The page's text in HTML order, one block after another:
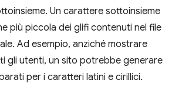
Un carattere sottoinsieme
più piccola dei glifi contenuti nel file
Ad esempio, anziché mostrare
gli utenti, un sito potrebbe generare
per i caratteri latini e cirillici.